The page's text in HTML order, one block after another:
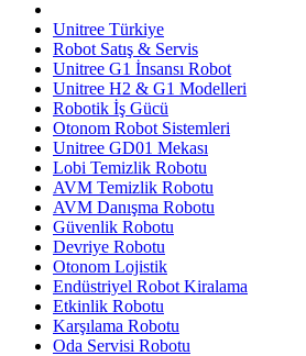
Unitree Türkiye
Robot Satış & Servis
Unitree G1 İnsansı Robot
Unitree H2 & G1 Modelleri
Robotik İş Gücü
Otonom Robot Sistemleri
Unitree GD01 Mekası
Lobi Temizlik Robotu
AVM Temizlik Robotu
AVM Danışma Robotu
Güvenlik Robotu
Devriye Robotu
Otonom Lojistik
Endüstriyel Robot Kiralama
Etkinlik Robotu
Karşılama Robotu
Oda Servisi Robotu